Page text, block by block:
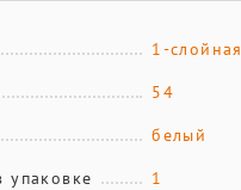
1-слойная
54
белый
упаковке
1